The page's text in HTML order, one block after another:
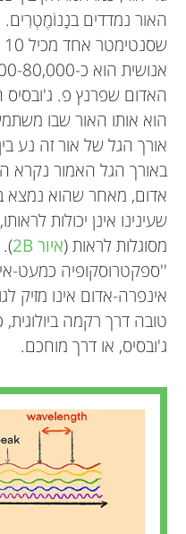
האור נמדדים
האדום שפרנץ פ.
הוא אותו האור שבו
באורך הגל האמור
אדום, מאחר שהוא נמצא
שעינינו אינן יכולות
מסוגלות לראות (איור 2B
''ספקטרוסקופיה כמעט-
אינפרה-אדום אינו מזיק
טובה דרך רקמה
ג'ובסיס, או דרך מוחכם.